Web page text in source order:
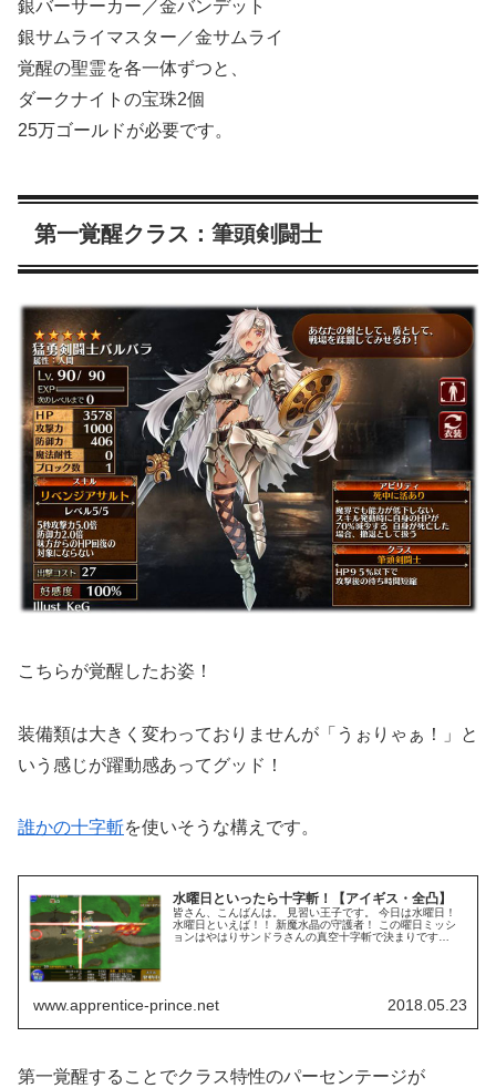
銀バーサーカー／金バンデット
銀サムライマスター／金サムライ
覚醒の聖霊を各一体ずつと、
ダークナイトの宝珠2個
25万ゴールドが必要です。
第一覚醒クラス：筆頭剣闘士
こちらが覚醒したお姿！
装備類は大きく変わっておりませんが「うぉりゃぁ！」と
いう感じが躍動感あってグッド！
誰かの十字斬を使いそうな構えです。
水曜日といったら十字斬！【アイギス・全凸】
皆さん、こんばんは。 見習い王子です。 今日は水曜日！
水曜日といえば！！ 新魔水晶の守護者！ この曜日ミッシ
ョンはやはりサンドラさんの真空十字斬で決まりです
www.apprentice-prince.net 2018.05.23
第一覚醒することでクラス特性のパーセンテージが